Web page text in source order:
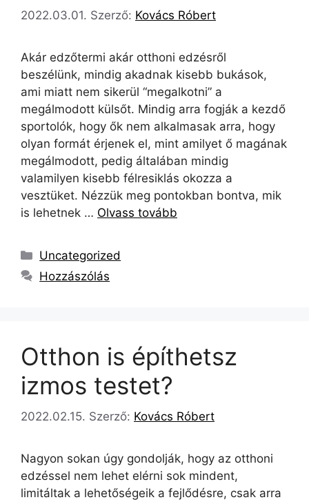
2022.03.01. Szerző: Kovács Róbert
Akár edzőtermi akár otthoni edzésről
beszélünk, mindig akadnak kisebb bukások,
ami miatt nem sikerül “megalkotni” a
megálmodott külsőt. Mindig arra fogják a kezdő
sportolók, hogy ők nem alkalmasak arra, hogy
olyan formát érjenek el, mint amilyet ő magának
megálmodott, pedig általában mindig
valamilyen kisebb félresiklás okozza a
vesztüket. Nézzük meg pontokban bontva, mik
is lehetnek … Olvass tovább
Uncategorized
Hozzászólás
Otthon is építhetsz
izmos testet?
2022.02.15. Szerző: Kovács Róbert
Nagyon sokan úgy gondolják, hogy az otthoni
edzéssel nem lehet elérni sok mindent,
limitáltak a lehetőségeik a fejlődésre, csak arra